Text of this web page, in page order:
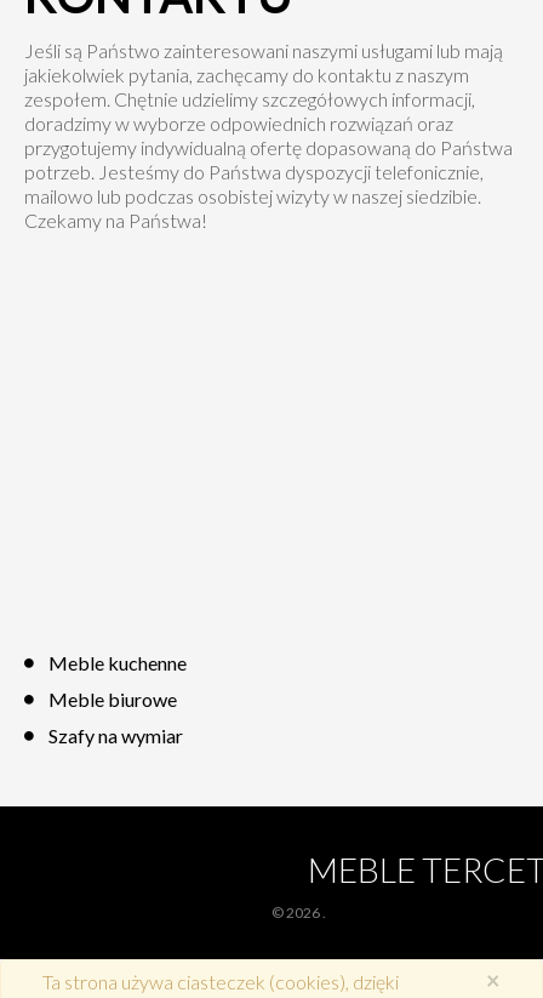
Jeśli są Państwo zainteresowani naszymi usługami lub mają
jakiekolwiek pytania, zachęcamy do kontaktu z naszym
zespołem. Chętnie udzielimy szczegółowych informacji,
doradzimy w wyborze odpowiednich rozwiązań oraz
przygotujemy indywidualną ofertę dopasowaną do Państwa
potrzeb. Jesteśmy do Państwa dyspozycji telefonicznie,
mailowo lub podczas osobistej wizyty w naszej siedzibie.
Czekamy na Państwa!
Meble kuchenne
Meble biurowe
Szafy na wymiar
MEBLE
© 2026.
×
Ta strona używa ciasteczek (cookies), dzięki